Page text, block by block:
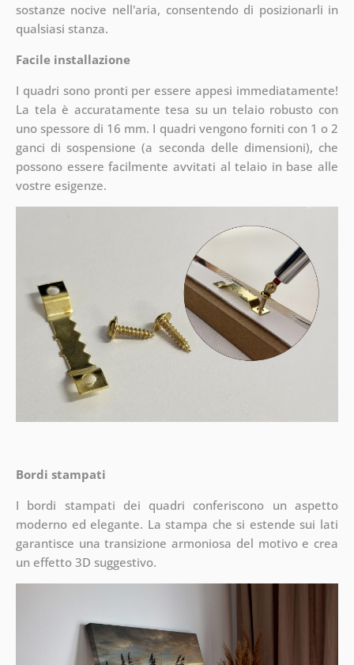
sostanze nocive nell'aria, consentendo di posizionarli in
qualsiasi stanza.
Facile installazione
I quadri sono pronti per essere appesi immediatamente!
La tela è accuratamente tesa su un telaio robusto con
uno spessore di 16 mm. I quadri vengono forniti con 1 o 2
ganci di sospensione (a seconda delle dimensioni), che
possono essere facilmente avvitati al telaio in base alle
vostre esigenze.
Bordi stampati
I bordi stampati dei quadri conferiscono un aspetto
moderno ed elegante. La stampa che si estende sui lati
garantisce una transizione armoniosa del motivo e crea
un effetto 3D suggestivo.